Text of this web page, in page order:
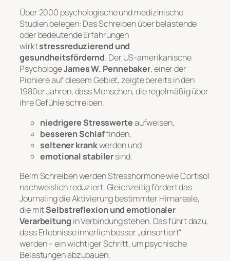
Über 2000 psychologische und medizinische
Studien belegen: Das Schreiben über belastende
oder bedeutende Erfahrungen
wirktstressreduzierend und
gesundheitsfördernd. Der US-amerikanische
PsychologeJames W. Pennebaker, einer der
Pioniere auf diesem Gebiet, zeigte bereits in den
1980er Jahren, dass Menschen, die regelmäßig über
ihre Gefühle schreiben,
niedrigere Stresswerteaufweisen,
besseren Schlaffinden,
seltener krankwerden und
emotional stabilersind.
Beim Schreiben werden Stresshormone wie Cortisol
nachweislich reduziert. Gleichzeitig fördert das
Journaling die Aktivierung bestimmter Hirnareale,
die mitSelbstreflexion und emotionaler
Verarbeitung in Verbindung stehen. Das führt dazu,
dass Erlebnisse innerlich besser „einsortiert“
werden – ein wichtiger Schritt, um psychische
Belastungen abzubauen.